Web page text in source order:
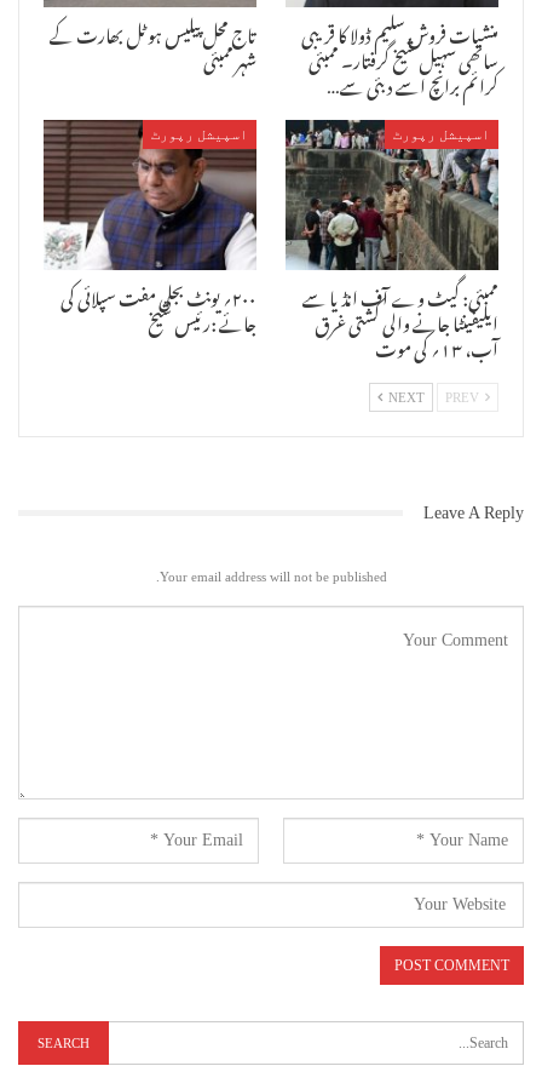
کانسٹی ٹیوشنل لاء میں گولڈ میڈل حاصل کیا ۔ وہ یونیورسٹی کیمپس میں
قانونی بیداری پروگراموں کے علاوہ دیگر سماجی امور میں بھی سرگرم رہیں
اور انھوں نے قومی سطح پر منعقدہ موٹ کورٹ مقابلوں میں انعامات حاصل
کونسل آف دہلی کی ممبر بنیں ۔
ظہیر الدین اور شعبۂ قانون کے صدر پروفیسر پرویز طالب کے علاوہ شعبۂ
منشیات فروش سلیم ڈولا کا قریبی
ساتھی سہیل شیخ گرفتار۔ ممبئی
کرائم برانچ اسے دبئی سے…
تاج محل پیلیس ہوٹل بھارت کے
شہر ممبئی
اسپیشل رپورٹ
ممبئی: گیٹ وے آف انڈیا سے
ایلیفینٹا جانے والی کشتی غرق
آب، ۱۳؍ کی موت
اسپیشل رپورٹ
۲۰۰؍ یونٹ بجلی مفت سپلائی کی
جائے :رئیس شیخ
NEXT
Leave A Reply
Your email address will not be published.